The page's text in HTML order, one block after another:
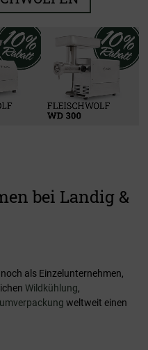
Zerwirken
Zu den Produkten
Vakuumieren
bei Landig &
als Einzelunternehmen,
Wildkühlung,
weltweit einen